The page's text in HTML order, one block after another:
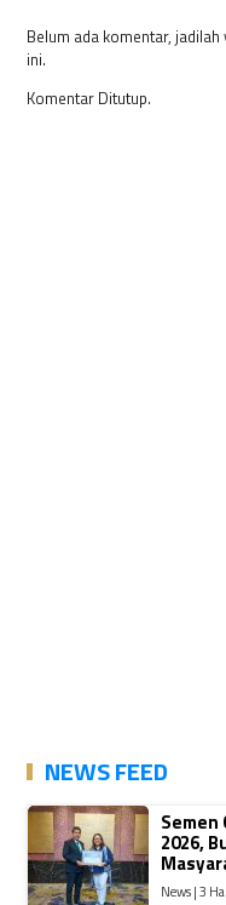
Belum ada komentar,
ini.
Komentar Ditutup.
NEWS FEED
Semen
2026,
News | 3